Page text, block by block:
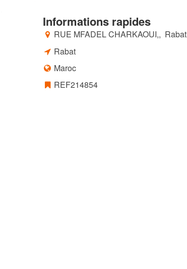
Informations rapides
RUE MFADEL CHARKAOUI,, Rabat
Rabat
Maroc
REF214854